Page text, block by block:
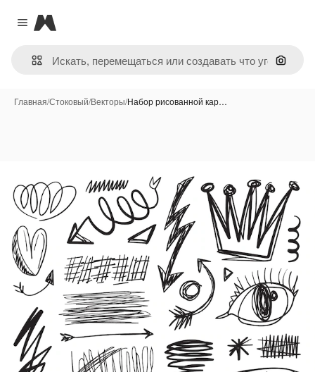
Close menu
Magnific
Поиск
Главная/Стоковый/Векторы/Набор рисованной кар…